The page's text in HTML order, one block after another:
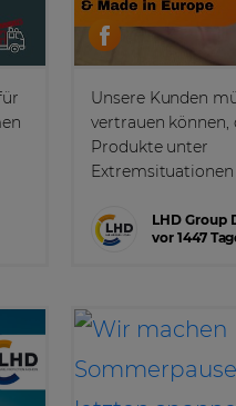
Unsere Kunden
vertrauen können,
Produkte unter
Extremsituationen
LHD Group
vor 1447